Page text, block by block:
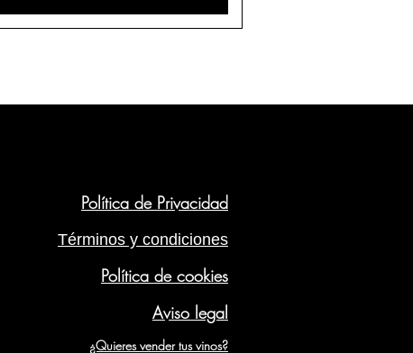
Política de Privacidad
Términos y condiciones
Política de cookies
Aviso legal
¿Quieres vender tus vinos?